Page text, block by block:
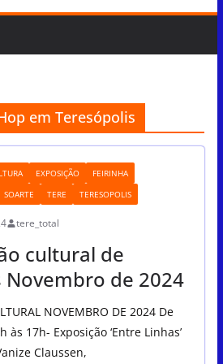
em Teresópolis
EXPOSIÇÃO
FEIRINHA
SOARTE TERE TERESOPOLIS
tere_total
cultural de
Novembro de 2024
NOVEMBRO DE 2024 De
17h- Exposição ‘Entre Linhas’
Claussen,